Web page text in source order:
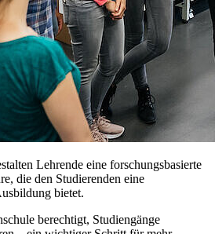
Lehrende eine forschungsbasierte
die den Studierenden eine
bietet.
berechtigt, Studiengänge